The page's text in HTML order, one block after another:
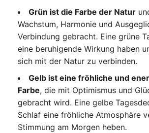
Grün ist die Farbe der Natur
Wachstum, Harmonie und
Verbindung gebracht. Eine grüne
eine beruhigende Wirkung haben
sich mit der Natur zu verbinden.
Gelb ist eine fröhliche und
Farbe, die mit Optimismus und
gebracht wird. Eine gelbe
Schlaf eine fröhliche Atmosphäre
Stimmung am Morgen heben.